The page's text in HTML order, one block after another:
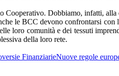
Cooperativo. Dobbiamo, infatti,
le BCC devono confrontarsi
loro comunità e dei tessuti
della loro rete.
FinanziarieNuove regole